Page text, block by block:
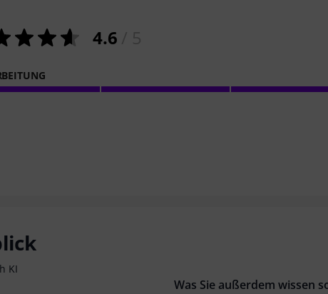
4.6
KI
Was Sie außerdem wissen